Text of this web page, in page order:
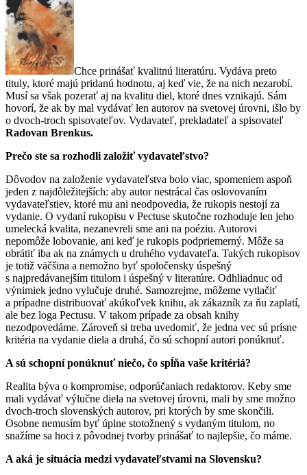
Chce prinášať kvalitnú literatúru. Vydáva preto
tituly, ktoré majú pridanú hodnotu, aj keď vie, že na nich nezarobí.
Musí sa však pozerať aj na kvalitu diel, ktoré dnes vznikajú. Sám
hovorí, že ak by mal vydávať len autorov na svetovej úrovni, išlo by
o dvoch-troch spisovateľov. Vydavateľ, prekladateľ a spisovateľ
Radovan Brenkus.
Prečo ste sa rozhodli založiť vydavateľstvo?
Dôvodov na založenie vydavateľstva bolo viac, spomeniem aspoň
jeden z najdôležitejších: aby autor nestrácal čas oslovovaním
vydavateľstiev, ktoré mu ani neodpovedia, že rukopis nestojí za
vydanie. O vydaní rukopisu v Pectuse skutočne rozhoduje len jeho
umelecká kvalita, nezanevreli sme ani na poéziu. Autorovi
nepomôže lobovanie, ani keď je rukopis podpriemerný. Môže sa
obrátiť iba ak na známych u druhého vydavateľa. Takých rukopisov
je totiž väčšina a nemožno byť spoločensky úspešný
s najpredávanejším titulom i úspešný v literatúre. Odhliadnuc od
výnimiek jedno vylučuje druhé. Samozrejme, môžeme vytlačiť
a prípadne distribuovať akúkoľvek knihu, ak zákazník za ňu zaplatí,
ale bez loga Pectusu. V takom prípade za obsah knihy
nezodpovedáme. Zároveň si treba uvedomiť, že jedna vec sú prísne
kritéria na vydanie diela a druhá, čo sú schopní autori ponúknuť.
A sú schopní ponúknuť niečo, čo spĺňa vaše kritériá?
Realita býva o kompromise, odporúčaniach redaktorov. Keby sme
mali vydávať výlučne diela na svetovej úrovni, mali by sme možno
dvoch-troch slovenských autorov, pri ktorých by sme skončili.
Osobne nemusím byť úplne stotožnený s vydaným titulom, no
snažíme sa hoci z pôvodnej tvorby prinášať to najlepšie, čo máme.
A aká je situácia medzi vydavateľstvami na Slovensku?